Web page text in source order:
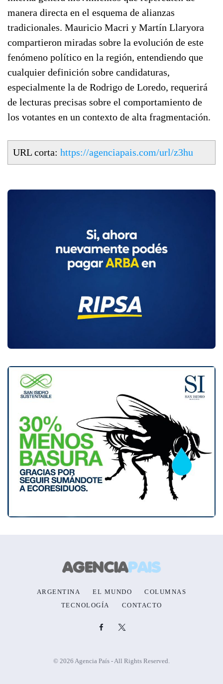
manera directa en el esquema de alianzas
tradicionales. Mauricio Macri y Martín Llaryora
compartieron miradas sobre la evolución de este
fenómeno político en la región, entendiendo que
cualquier definición sobre candidaturas,
especialmente la de Rodrigo de Loredo, requerirá
de lecturas precisas sobre el comportamiento de
los votantes en un contexto de alta fragmentación.
URL corta: https://agenciapais.com/url/z3hu
ARGENTINA EL MUNDO
COLUMNAS
TECNOLOGÍA
CONTACTO
© 2026 Agencia País - All Rights Reserved.